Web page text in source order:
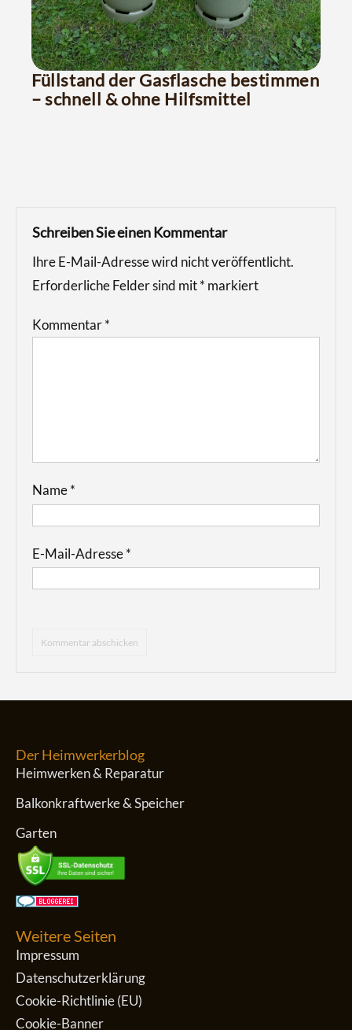
Füllstand der Gasflasche bestimmen
– schnell & ohne Hilfsmittel
Schreiben Sie einen Kommentar
Ihre E-Mail-Adresse wird nicht veröffentlicht.
Erforderliche Felder sind mit* markiert
Kommentar*
Name*
E-Mail-Adresse*
Der Heimwerkerblog
Heimwerken & Reparatur
Balkonkraftwerke & Speicher
Garten
Weitere Seiten
Impressum
Datenschutzerklärung
Cookie-Richtlinie (EU)
Cookie-Banner